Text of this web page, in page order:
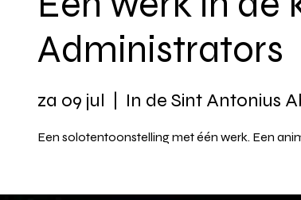
Administrators
za 09 jul In de Sint Antonius
Een solotentoonstelling met één werk. Een